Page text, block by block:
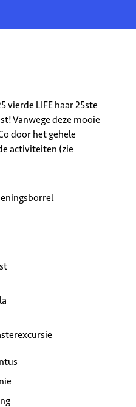
vierde LIFE haar 25ste
Vanwege deze mooie
door het gehele
activiteiten (zie